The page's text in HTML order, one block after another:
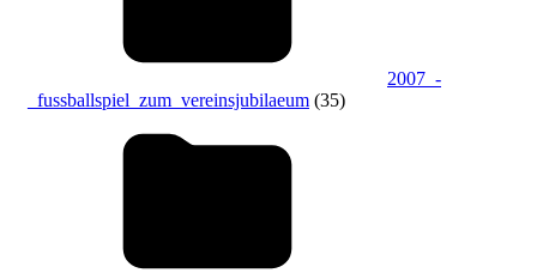
2007_-
_fussballspiel_zum_vereinsjubilaeum (35)